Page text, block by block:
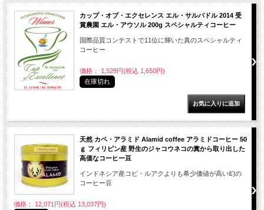
カップ・オブ・エクセレンス エル・サルバドル 2014 受
賞農園 エル・アウソル 200g スペシャルティコーヒー
国際品質コンテストで11位に輝いた真のスペシャルティ
コーヒー
価格： 1,528円(税込 1,650円)
在庫切れ
天然 カペ・アラミド Alamid coffee アラミドコーヒー 50
ｇ フィリピン産 野生のジャコウネコの糞から取り出した
高価なコーヒー豆
インドネシア産コピ・ルアクよりも希少価値が高い幻の
コーヒー豆
価格： 12,071円(税込 13,037円)